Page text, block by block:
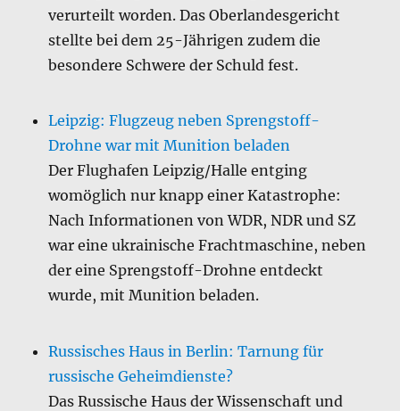
verurteilt worden. Das Oberlandesgericht
stellte bei dem 25-Jährigen zudem die
besondere Schwere der Schuld fest.
Leipzig: Flugzeug neben Sprengstoff-
Drohne war mit Munition beladen
Der Flughafen Leipzig/Halle entging
womöglich nur knapp einer Katastrophe:
Nach Informationen von WDR, NDR und SZ
war eine ukrainische Frachtmaschine, neben
der eine Sprengstoff-Drohne entdeckt
wurde, mit Munition beladen.
Russisches Haus in Berlin: Tarnung für
russische Geheimdienste?
Das Russische Haus der Wissenschaft und